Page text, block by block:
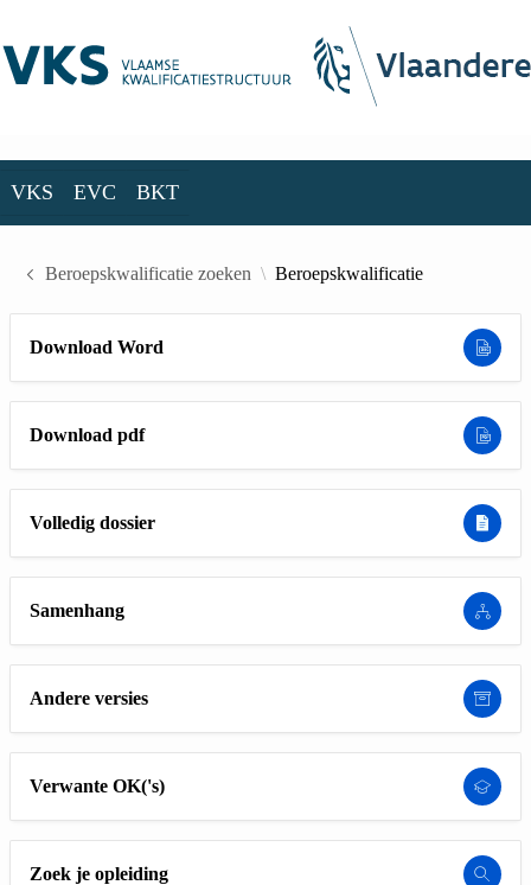
VKS EVC BKT
Beroepskwalificatie zoeken Beroepskwalificatie
Download Word
Download pdf
Volledig dossier
Samenhang
Andere versies
Verwante OK('s)
Zoek je opleiding